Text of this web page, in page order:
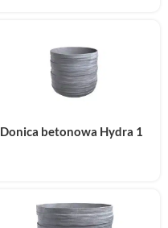
Donica betonowa Hydra 1